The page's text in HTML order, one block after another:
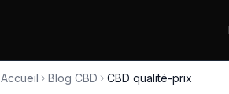
Accueil Blog CBD CBD qualité-prix